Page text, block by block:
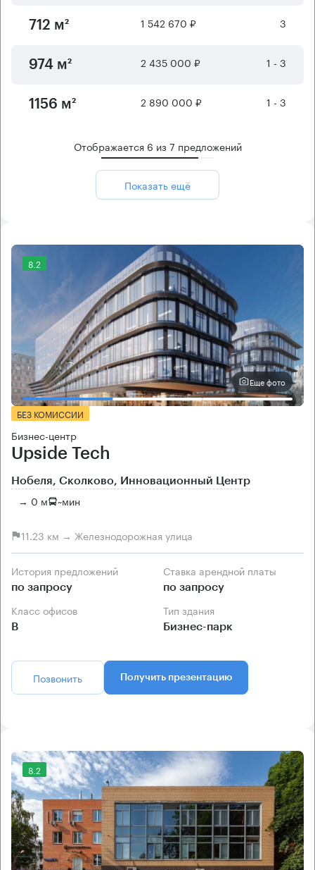
712 м² 1 542 670 ₽ 3
974 м² 2 435 000 ₽ 1 - 3
1156 м² 2 890 000 ₽ 1 - 3
Отображается 6 из7 предложений
Показать ещё
8.2
Еще фото
БЕЗ КОМИССИИ
Бизнес-центр
Upside Tech
Нобеля, Сколково, Инновационный Центр
→ 0 м ~мин
11.23 км → Железнодорожная улица
История предложений
по запросу
Ставка арендной платы
по запросу
Класс офисов
B
Тип здания
Бизнес-парк
Позвонить Получить презентацию
8.2